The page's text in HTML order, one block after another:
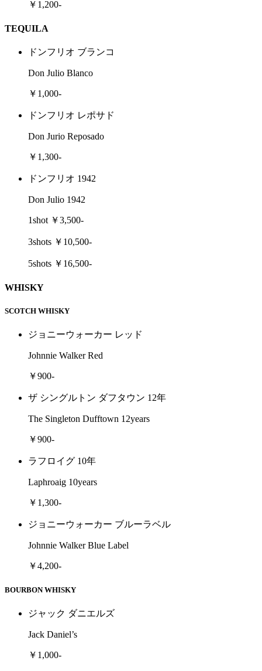
￥1,200-
TEQUILA
ドンフリオ ブランコ
Don Julio Blanco
￥1,000-
ドンフリオ レポサド
Don Jurio Reposado
￥1,300-
ドンフリオ 1942
Don Julio 1942
1shot ￥3,500-
3shots ￥10,500-
5shots ￥16,500-
WHISKY
SCOTCH WHISKY
ジョニーウォーカー レッド
Johnnie Walker Red
￥900-
ザ シングルトン ダフタウン 12年
The Singleton Dufftown 12years
￥900-
ラフロイグ 10年
Laphroaig 10years
￥1,300-
ジョニーウォーカー ブルーラベル
Johnnie Walker Blue Label
￥4,200-
BOURBON WHISKY
ジャック ダニエルズ
Jack Daniel’s
￥1,000-